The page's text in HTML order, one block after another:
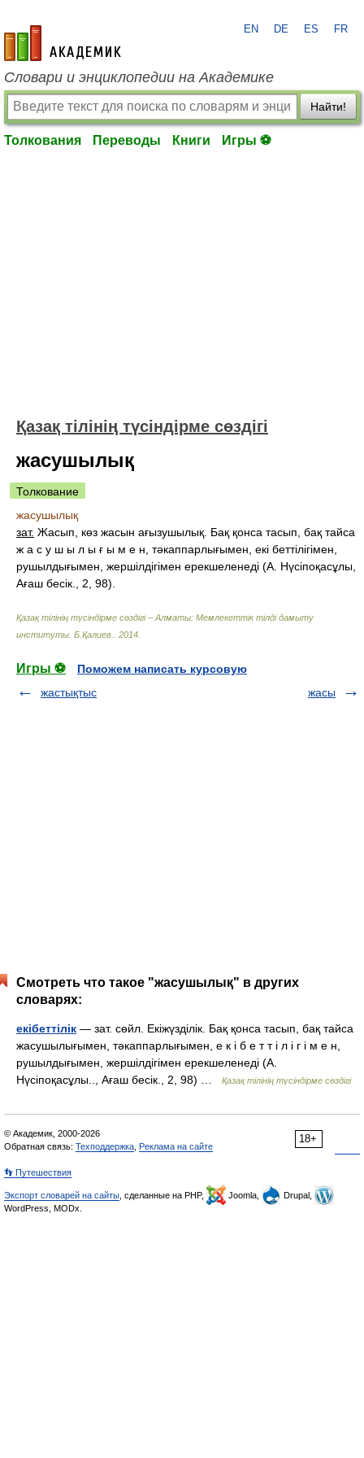
academic.ru
EN DE ES FR
Словари и энциклопедии на Академике
Найти!
Толкования Переводы Книги Игры ⚽
Қазақ тілінің түсіндірме сөздігі
жасушылық
Толкование
жасушылық
зат. Жасып, көз жасын ағызушылық. Бақ қонса тасып, бақ тайса
ж а с у ш ы л ы ғ ы м е н, тәкаппарлығымен, екі беттілігімен,
рушылдығымен, жершілдігімен ерекшеленеді (А. Нүсіпоқасұлы,
Ағаш бесік., 2, 98).
Қазақ тілінің түсіндірме сөздігі – Алматы: Мемлекеттік тілді дамыту
институты Б.Қалиев. 2014
Игры ⚽
Поможем написать курсовую
жастықтыс
жасы
Смотреть что такое "жасушылық" в других
словарях:
екібеттілік — зат. сөйл. Екіжүзділік. Бақ қонса тасып, бақ тайса
жасушылығымен, тәкаппарлығымен, е к і б е т т і л і г і м е н,
рушылдығымен, жершілдігімен ерекшеленеді (А.
Нүсіпоқасұлы.., Ағаш бесік., 2, 98) …
Қазақ тілінің түсіндірме сөздігі
18+
© Академик, 2000-2026
Обратная связь: Техподдержка Реклама на сайте
👣 Путешествия
Экспорт словарей на сайты , сделанные на PHP, Joomla,
Drupal,
WordPress, MODx.